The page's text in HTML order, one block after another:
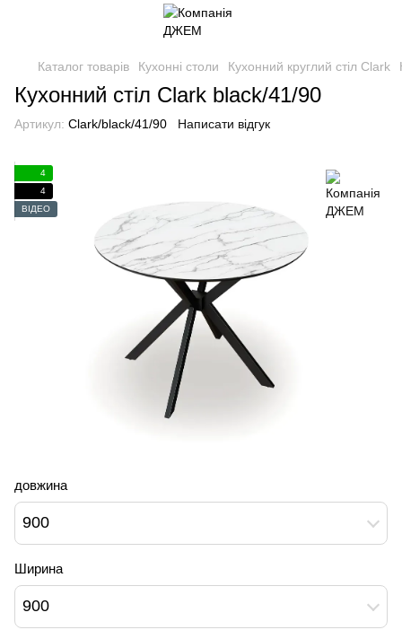
Каталог товарів Кухонні столи Кухонний круглий стіл Clark
Кухонний стіл Clark black/41/90
Артикул: Clark/black/41/90 Написати відгук
4
4
ВІДЕО
довжина
900
Ширина
900